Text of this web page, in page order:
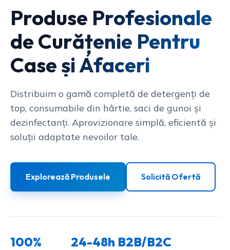
Produse Profesionale
de Curățenie Pentru
Case și Afaceri
Distribuim o gamă completă de detergenți de
top, consumabile din hârtie, saci de gunoi și
dezinfectanți. Aprovizionare simplă, eficientă și
soluții adaptate nevoilor tale.
Explorează Produsele Solicită Ofertă
100% 24-48h B2B/B2C